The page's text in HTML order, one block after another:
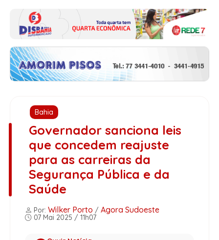
Bahia
Governador sanciona leis
que concedem reajuste
para as carreiras da
Segurança Pública e da
Saúde
Por: Wilker Porto / Agora Sudoeste
07 Mai 2025 / 11h07